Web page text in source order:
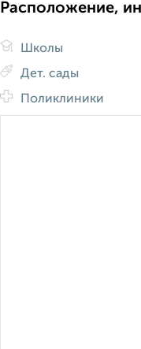
Расположение,
Школы
Дет. сады
Поликлиники